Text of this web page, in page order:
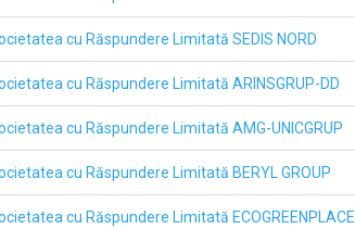
cu Răspundere Limitată SEDIS NORD
cu Răspundere Limitată ARINSGRUP-DD
cu Răspundere Limitată AMG-UNICGRUP
cu Răspundere Limitată BERYL GROUP
cu Răspundere Limitată ECOGREENPLACE